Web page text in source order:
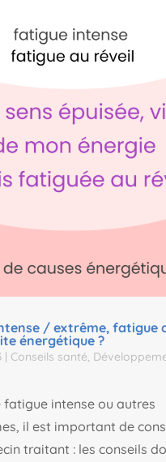
/ extrême, fatigue
énergétique ?
| Conseils santé
fatigue intense ou autres
il est important de
traitant : les conseils